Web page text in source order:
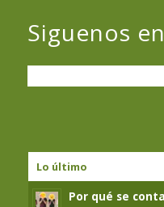
Siguenos
Lo último
Por qué se